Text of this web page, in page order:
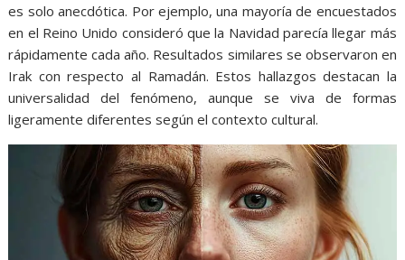
es solo anecdótica. Por ejemplo, una mayoría de encuestados
en el Reino Unido consideró que la Navidad parecía llegar más
rápidamente cada año. Resultados similares se observaron en
Irak con respecto al Ramadán. Estos hallazgos destacan la
universalidad del fenómeno, aunque se viva de formas
ligeramente diferentes según el contexto cultural.